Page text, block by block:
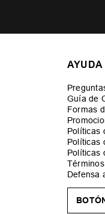
AYUDA
Guía de
Formas
Políticas
Políticas
Políticas
Defensa